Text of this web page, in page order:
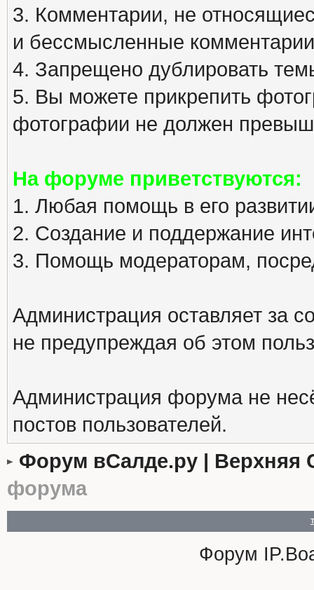
3. Комментарии, не
и бессмысленные
4. Запрещено дублировать
5. Вы можете прикрепить
фотографии не должен
На форуме приветствуются:
1. Любая помощь в его
2. Создание и поддержание
3. Помощь модераторам,
Администрация оставляет за
не предупреждая об этом
Администрация форума не
постов пользователей.
Форум вСалде.ру | Верхняя
форума
Форум